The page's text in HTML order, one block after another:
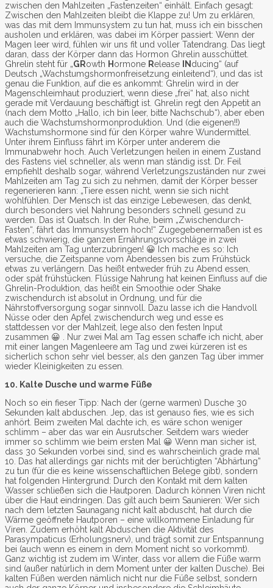
zwischen den Mahlzeiten „Fastenzeiten“ einhält. Einfach gesagt:
Zwischen den Mahlzeiten bleibt die Klappe zu! Um zu erklären,
was das mit dem Immunsystem zu tun hat, muss ich ein bisschen
ausholen und erklären, was dabei im Körper passiert: Wenn der
Magen leer wird, fühlen wir uns fit und voller Tatendrang. Das liegt
daran, dass der Körper dann das Hormon Ghrelin ausschüttet.
Ghrelin steht für „GRowth H ormone Release IN ducing“ (auf
Deutsch „Wachstumgshormonfreisetzung einleitend“), und das ist
genau die Funktion, auf die es ankommt: Ghrelin wird in der
Magenschleimhaut produziert, wenn diese „frei“ hat, also nicht
gerade mit Verdauung beschäftigt ist. Ghrelin regt den Appetit an
(nach dem Motto „Hallo, ich bin leer, bitte Nachschub“), aber eben
auch die Wachstumshormonproduktion. Und (die eigenen!!)
Wachstumshormone sind für den Körper wahre Wundermittel.
Unter ihrem Einfluss fährt im Körper unter anderem die
Immunabwehr hoch. Auch Verletzungen heilen in einem Zustand
des Fastens viel schneller, als wenn man ständig isst. Dr. Feil
empfiehlt deshalb sogar, während Verletzungszuständen nur zwei
Mahlzeiten am Tag zu sich zu nehmen, damit der Körper besser
regenerieren kann: „Tiere essen nicht, wenn sie sich nicht
wohlfühlen. Der Mensch ist das einzige Lebewesen, das denkt,
durch besonders viel Nahrung besonders schnell gesund zu
werden. Das ist Quatsch. In der Ruhe, beim „Zwischendurch-
Fasten“, fährt das Immunsystem hoch!“ Zugegebenermaßen ist es
etwas schwierig, die ganzen Ernährungsvorschläge in zwei
Mahlzeiten am Tag unterzubringen! 😀 Ich mache es so: Ich
versuche, die Zeitspanne vom Abendessen bis zum Frühstück
etwas zu verlängern. Das heißt entweder früh zu Abend essen,
oder spät frühstücken. Flüssige Nahrung hat keinen Einfluss auf die
Ghrelin-Produktion, das heißt ein Smoothie oder Shake
zwischendurch ist absolut in Ordnung, und für die
Nährstoffversorgung sogar sinnvoll. Dazu lasse ich die Handvoll
Nüsse oder den Apfel zwischendurch weg und esse es
stattdessen vor der Mahlzeit, lege also den festen Input
zusammen 😀 . Nur zwei Mal am Tag essen schaffe ich nicht, aber
mit einer langen Magenleere am Tag und zwei kürzeren ist es
sicherlich schon sehr viel besser, als den ganzen Tag über immer
wieder Kleinigkeiten zu essen.
10. Kalte Dusche und warme Füße
Noch so ein fieser Tipp: Nach der (gerne warmen) Dusche 30
Sekunden kalt abduschen. Jep, das ist genauso fies, wie es sich
anhört. Beim zweiten Mal dachte ich, es wäre schon weniger
schlimm – aber das war ein Ausrutscher. Seitdem wars wieder
immer so schlimm wie beim ersten Mal 😀 Wenn man sicher ist,
dass 30 Sekunden vorbei sind, sind es wahrscheinlich grade mal
10. Das hat allerdings gar nichts mit der berüchtigten “Abhärtung”
zu tun (für die es keine wissenschaftlichen Belege gibt), sondern
hat folgenden Hintergrund: Durch den Kontakt mit dem kalten
Wasser schließen sich die Hautporen. Dadurch können Viren nicht
über die Haut eindringen. Das gilt auch beim Saunieren: Wer sich
nach dem letzten Saunagang nicht kalt abduscht, hat durch die
Wärme geöffnete Hautporen – eine willkommene Einladung für
Viren. Zudem erhöht kalt Abduschen die Aktivität des
Parasympaticus (Erholungsnerv), und trägt somit zur Entspannung
bei (auch wenn es einem in dem Moment nicht so vorkommt).
Ganz wichtig ist zudem im Winter, dass vor allem die Füße warm
sind (außer natürlich in dem Moment unter der kalten Dusche). Bei
kalten Füßen werden nämlich nicht nur die Füße selbst, sondern